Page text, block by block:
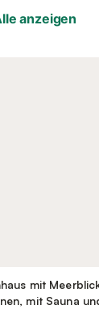
anzeigen
mit
mit Sauna